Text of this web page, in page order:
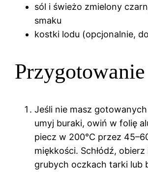
sól i świeżo zmielony
smaku
kostki lodu (opcjonalnie,
Przygotowanie
Jeśli nie masz
umyj buraki, owiń w folię
piecz w 200°C przez
miękkości. Schłódź,
grubych oczkach tarki lub